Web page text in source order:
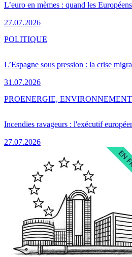
L’euro en mèmes : quand les
27.07.2026
L’Espagne sous pression : la crise
31.07.2026
POLITIQUE
Incendies ravageurs : l'exécutif
27.07.2026
PROENERGIE,